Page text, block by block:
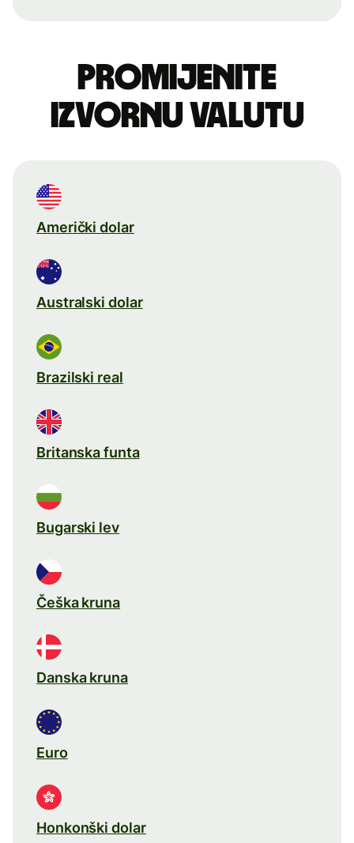
Promijenite
izvornu valutu
Američki dolar
Australski dolar
Brazilski real
Britanska funta
Bugarski lev
Češka kruna
Danska kruna
Euro
Honkonški dolar